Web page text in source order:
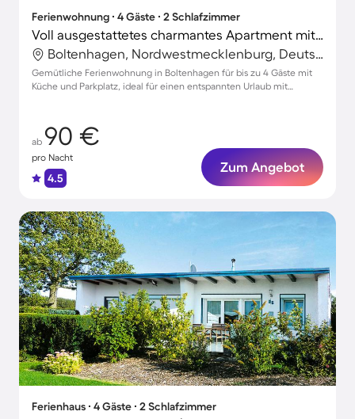
Ferienwohnung ∙ 4 Gäste ∙ 2 Schlafzimmer
Voll ausgestattetes charmantes Apartment mit Terrasse und Grill | Strand in der Nähe | Haustiere sind willkommen
Boltenhagen, Nordwestmecklenburg, Deutschland
Gemütliche Ferienwohnung in Boltenhagen für bis zu 4 Gäste mit
Küche und Parkplatz, ideal für einen entspannten Urlaub mit
ab 90 €
pro Nacht
4.5
Zum Angebot
Ferienhaus ∙ 4 Gäste ∙ 2 Schlafzimmer